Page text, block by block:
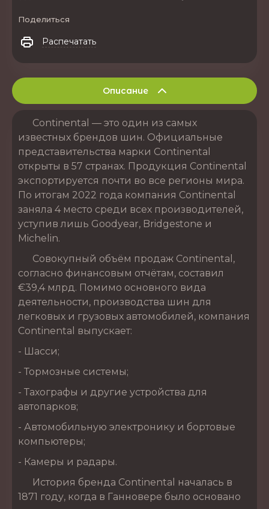
Поделиться
Распечатать
Описание
Continental — это один из самых
известных брендов шин. Официальные
представительства марки Continental
открыты в 57 странах. Продукция Continental
экспортируется почти во все регионы мира.
По итогам 2022 года компания Continental
заняла 4 место среди всех производителей,
уступив лишь Goodyear, Bridgestone и
Michelin.
Совокупный объём продаж Continental,
согласно финансовым отчётам, составил
€39,4 млрд. Помимо основного вида
деятельности, производства шин для
легковых и грузовых автомобилей, компания
Continental выпускает:
- Шасси;
- Тормозные системы;
- Тахографы и другие устройства для
автопарков;
- Автомобильную электронику и бортовые
компьютеры;
- Камеры и радары.
История бренда Continental началась в
1871 году, когда в Ганновере было основано